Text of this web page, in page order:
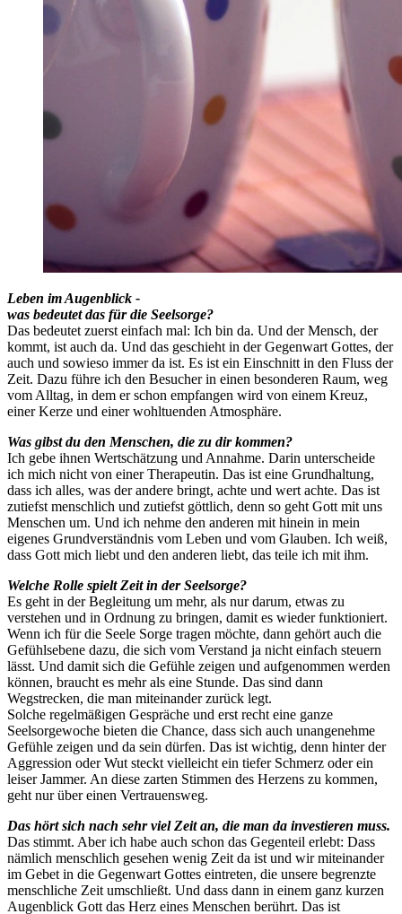
Leben im Augenblick -
was bedeutet das für die Seelsorge?
Das bedeutet zuerst einfach mal: Ich bin da. Und der Mensch, der
kommt, ist auch da. Und das geschieht in der Gegenwart Gottes, der
auch und sowieso immer da ist. Es ist ein Einschnitt in den Fluss der
Zeit. Dazu führe ich den Besucher in einen besonderen Raum, weg
vom Alltag, in dem er schon empfangen wird von einem Kreuz,
einer Kerze und einer wohltuenden Atmosphäre.
Was gibst du den Menschen, die zu dir kommen?
Ich gebe ihnen Wertschätzung und Annahme. Darin unterscheide
ich mich nicht von einer Therapeutin. Das ist eine Grundhaltung,
dass ich alles, was der andere bringt, achte und wert achte. Das ist
zutiefst menschlich und zutiefst göttlich, denn so geht Gott mit uns
Menschen um. Und ich nehme den anderen mit hinein in mein
eigenes Grundverständnis vom Leben und vom Glauben. Ich weiß,
dass Gott mich liebt und den anderen liebt, das teile ich mit ihm.
Welche Rolle spielt Zeit in der Seelsorge?
Es geht in der Begleitung um mehr, als nur darum, etwas zu
verstehen und in Ordnung zu bringen, damit es wieder funktioniert.
Wenn ich für die Seele Sorge tragen möchte, dann gehört auch die
Gefühlsebene dazu, die sich vom Verstand ja nicht einfach steuern
lässt. Und damit sich die Gefühle zeigen und aufgenommen werden
können, braucht es mehr als eine Stunde. Das sind dann
Wegstrecken, die man miteinander zurück legt.
Solche regelmäßigen Gespräche und erst recht eine ganze
Seelsorgewoche bieten die Chance, dass sich auch unangenehme
Gefühle zeigen und da sein dürfen. Das ist wichtig, denn hinter der
Aggression oder Wut steckt vielleicht ein tiefer Schmerz oder ein
leiser Jammer. An diese zarten Stimmen des Herzens zu kommen,
geht nur über einen Vertrauensweg.
Das hört sich nach sehr viel Zeit an, die man da investieren muss.
Das stimmt. Aber ich habe auch schon das Gegenteil erlebt: Dass
nämlich menschlich gesehen wenig Zeit da ist und wir miteinander
im Gebet in die Gegenwart Gottes eintreten, die unsere begrenzte
menschliche Zeit umschließt. Und dass dann in einem ganz kurzen
Augenblick Gott das Herz eines Menschen berührt. Das ist